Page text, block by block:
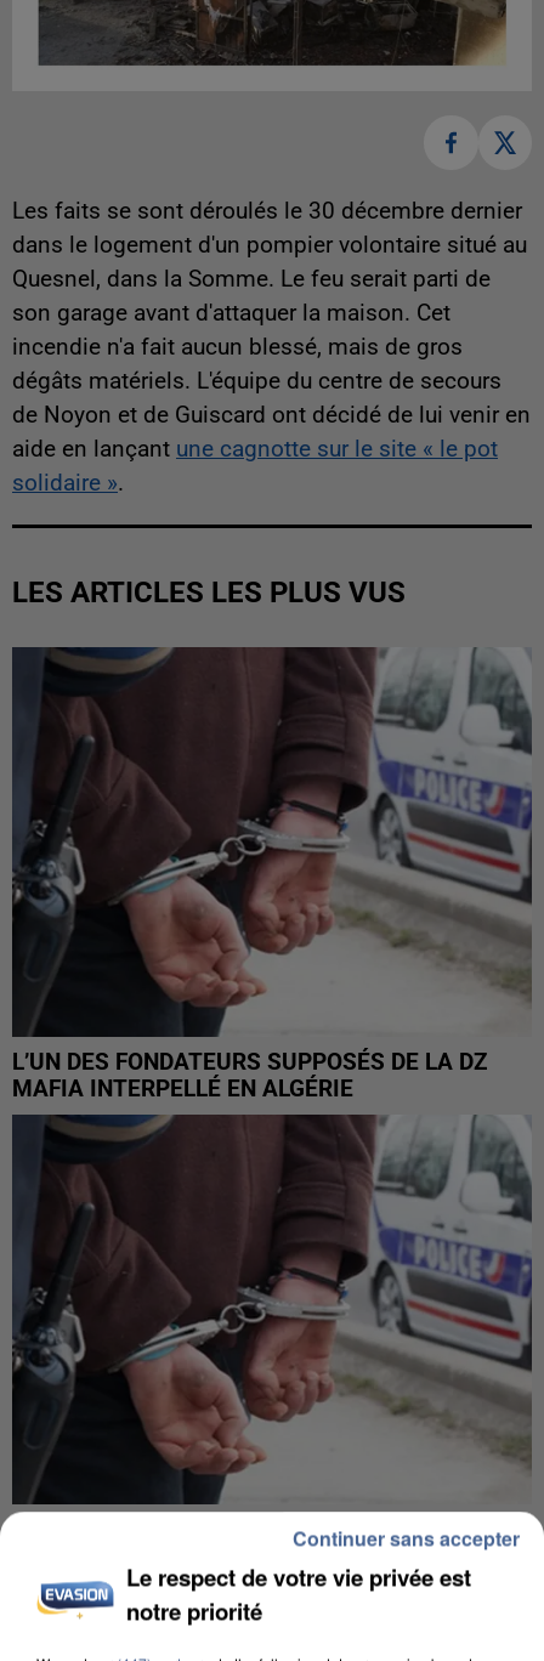
Les faits se sont déroulés le 30 décembre dernier
dans le logement d'un pompier volontaire situé au
Quesnel, dans la Somme. Le feu serait parti de
son garage avant d'attaquer la maison. Cet
incendie n'a fait aucun blessé, mais de gros
dégâts matériels. L'équipe du centre de secours
de Noyon et de Guiscard ont décidé de lui venir en
aide en lançant une cagnotte sur le site « le pot
solidaire ».
LES ARTICLES LES PLUS VUS
L’UN DES FONDATEURS SUPPOSÉS DE LA DZ
MAFIA INTERPELLÉ EN ALGÉRIE
UN SECOND CADRE DE LA DZ MAFIA
Le respect de votre vie privée est
notre priorité
Continuer sans accepter